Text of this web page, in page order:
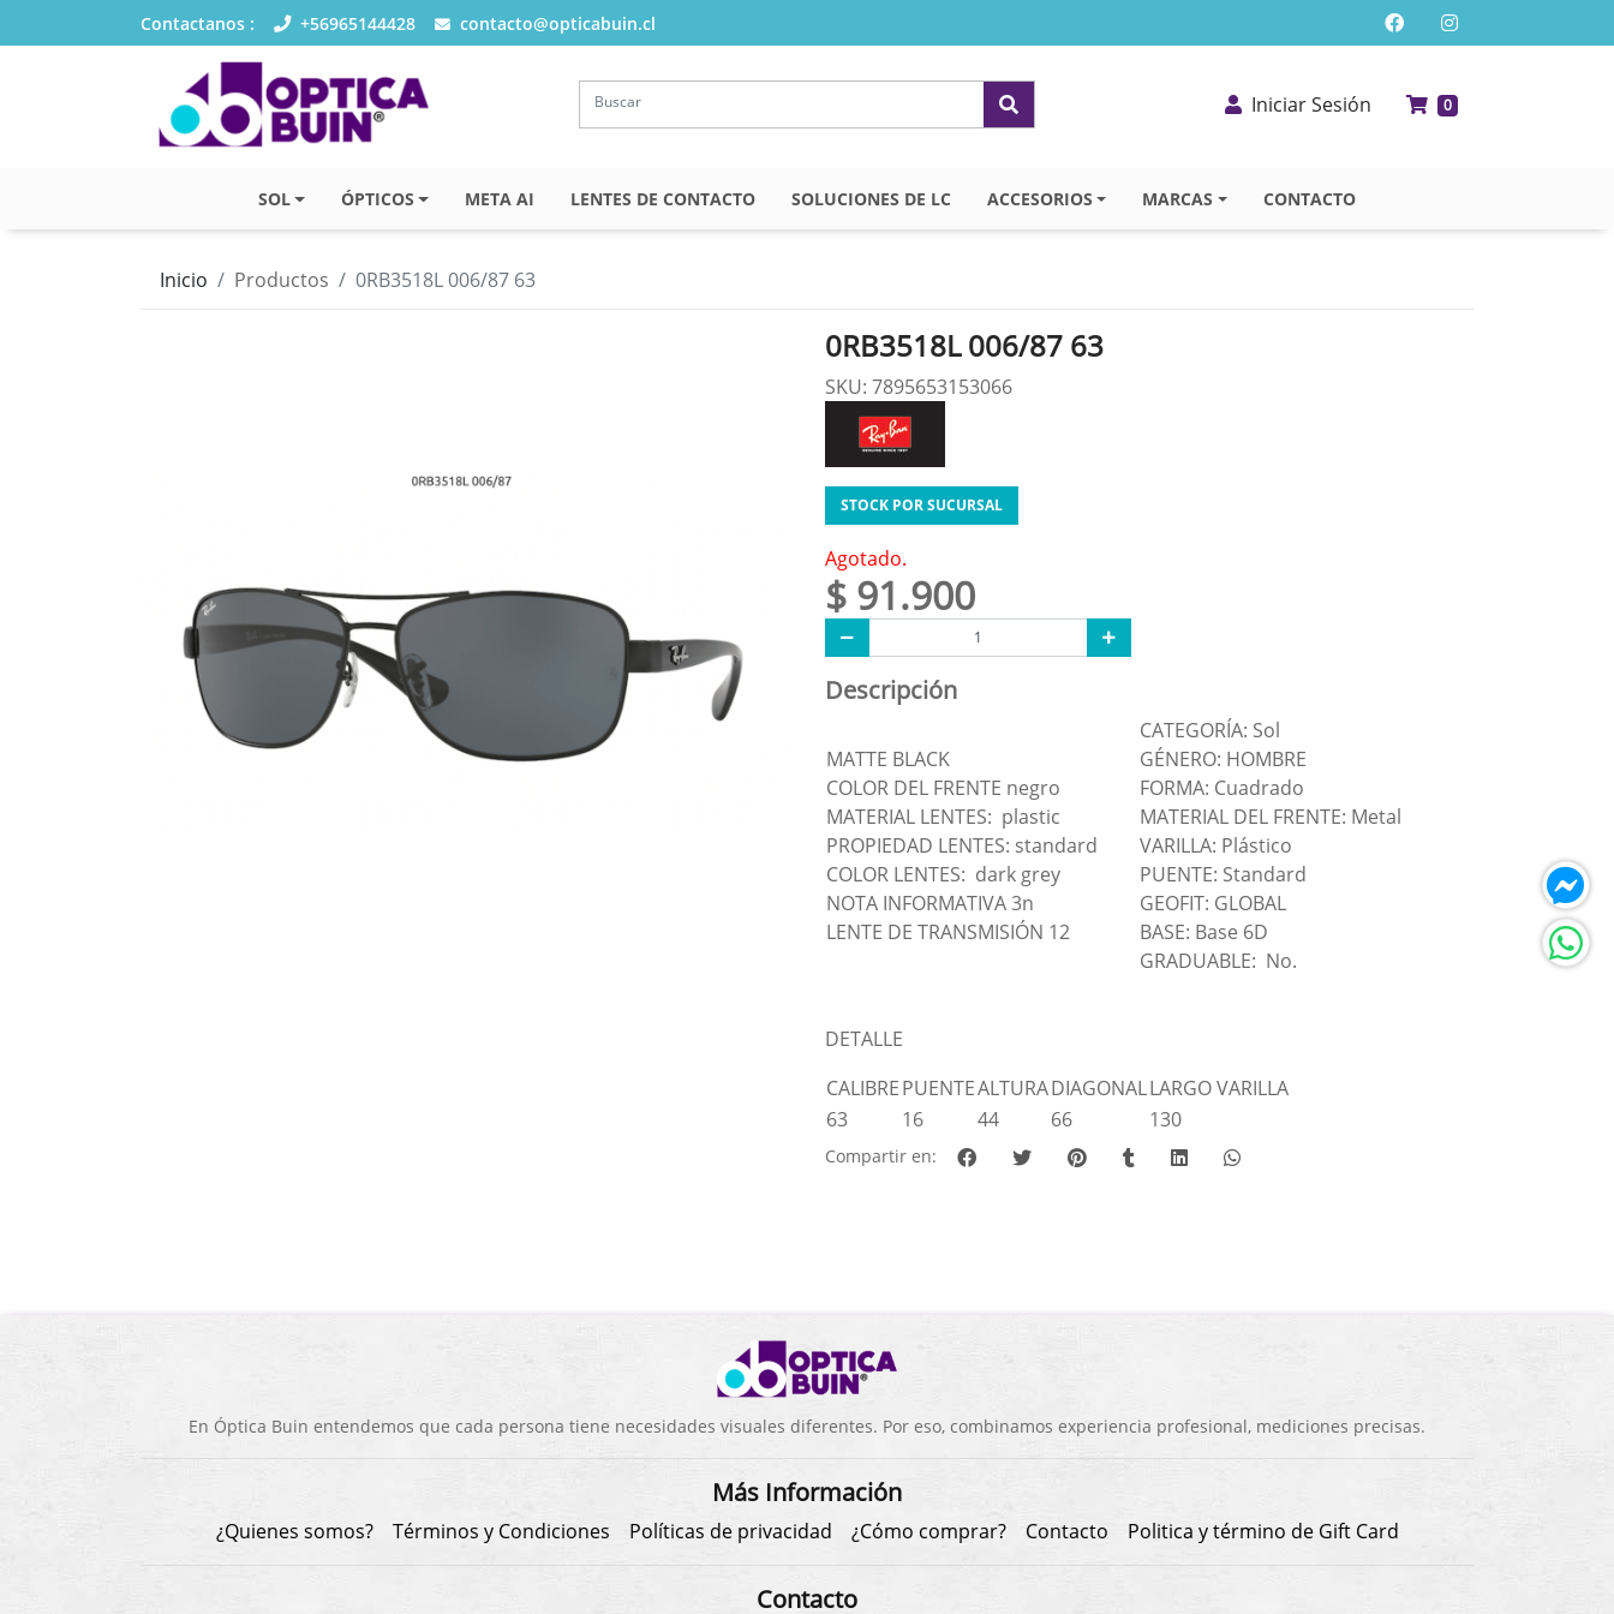
Contactanos : +56965144428 contacto@opticabuin.cl
Iniciar Sesión 0
SOL ÓPTICOS META AI LENTES DE CONTACTO SOLUCIONES DE LC ACCESORIOS MARCAS CONTACTO
Inicio Productos 0RB3518L 006/87 63
0RB3518L 006/87 63
SKU: 7895653153066
STOCK POR SUCURSAL
Agotado.
$ 91.900
Descripción
MATTE BLACK
COLOR DEL FRENTE negro
MATERIAL LENTES: plastic
PROPIEDAD LENTES: standard
COLOR LENTES: dark grey
NOTA INFORMATIVA 3n
LENTE DE TRANSMISIÓN 12
CATEGORÍA: Sol
GÉNERO: HOMBRE
FORMA: Cuadrado
MATERIAL DEL FRENTE: Metal
VARILLA: Plástico
PUENTE: Standard
GEOFIT: GLOBAL
BASE: Base 6D
GRADUABLE: No.
DETALLE
CALIBREPUENTEALTURADIAGONALLARGO VARILLA
63
16 44 66 130
Compartir en:
En Óptica Buin entendemos que cada persona tiene necesidades visuales diferentes. Por eso, combinamos experiencia profesional, mediciones precisas.
Más Información
¿Quienes somos? Términos y Condiciones Políticas de privacidad ¿Cómo comprar? Contacto Politica y término de Gift Card
Contacto